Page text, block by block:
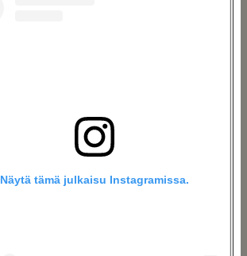
Näytä tämä julkaisu Instagramissa.